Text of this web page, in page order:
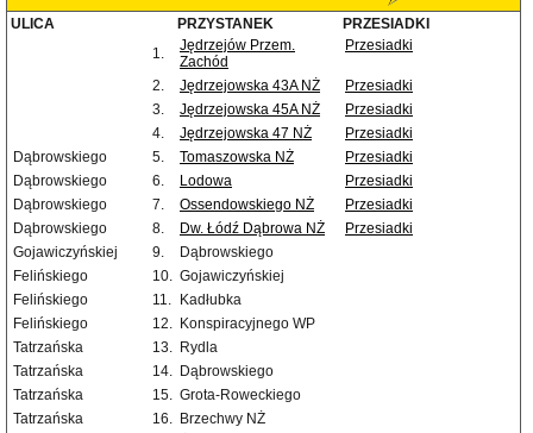
ULICA PRZYSTANEK
PRZESIADKI
1.
Jędrzejów Przem.
Zachód
Przesiadki
2. Jędrzejowska 43A NŻ
Przesiadki
3.
Jędrzejowska 45A NŻ
Przesiadki
4.
Jędrzejowska 47 NŻ
Przesiadki
Dąbrowskiego
5. Tomaszowska NŻ
Przesiadki
Dąbrowskiego
6. Lodowa
Przesiadki
Dąbrowskiego
7. Ossendowskiego NŻ
Przesiadki
Dąbrowskiego
8. Dw. Łódź Dąbrowa NŻ
Przesiadki
Gojawiczyńskiej
9.
Dąbrowskiego
Felińskiego
10. Gojawiczyńskiej
Felińskiego
11.
Kadłubka
Felińskiego
12. Konspiracyjnego WP
Tatrzańska
13. Rydla
Tatrzańska
14. Dąbrowskiego
Tatrzańska
15. Grota-Roweckiego
Tatrzańska
16. Brzechwy NŻ